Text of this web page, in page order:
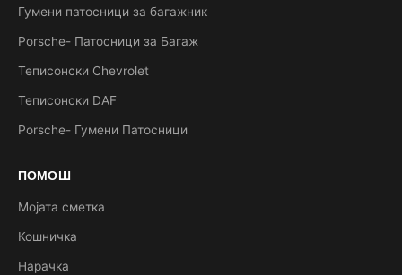
Гумени патосници за багажник
Porsche- Патосници за Багаж
Теписонски Chevrolet
Теписонски DAF
Porsche- Гумени Патосници
ПОМОШ
Мојата сметка
Кошничка
Нарачка